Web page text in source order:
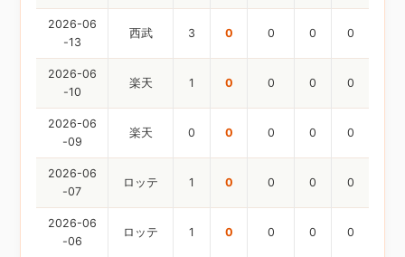
2026-06
-13
西武 3 0 0 0 0
2026-06
-10
楽天 1 0 0 0 0
2026-06
-09
楽天 0 0 0 0 0
2026-06
-07
ロッテ 1 0 0 0 0
2026-06
-06
ロッテ 1 0 0 0 0